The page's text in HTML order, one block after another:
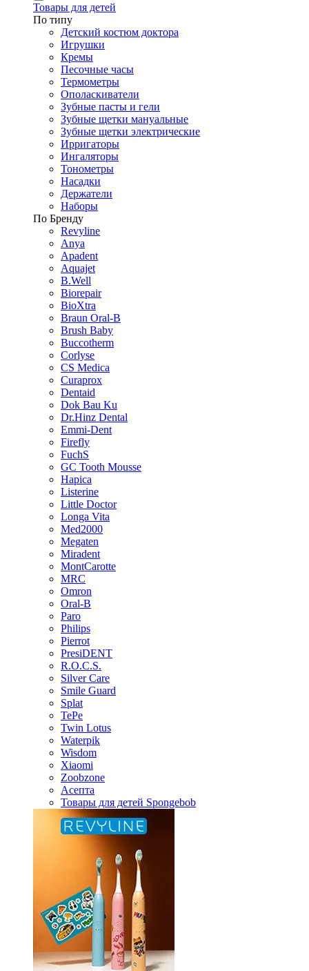
Товары для детей
По типу
Детский костюм доктора
Игрушки
Кремы
Песочные часы
Термометры
Ополаскиватели
Зубные пасты и гели
Зубные щетки мануальные
Зубные щетки электрические
Ирригаторы
Ингаляторы
Тонометры
Насадки
Держатели
Наборы
По Бренду
Revyline
Anya
Apadent
Aquajet
B.Well
Biorepair
BioXtra
Braun Oral-B
Brush Baby
Buccotherm
Corlyse
CS Medica
Curaprox
Dentaid
Dok Bau Ku
Dr.Hinz Dental
Emmi-Dent
Firefly
FuchS
GC Tooth Mousse
Hapica
Listerine
Little Doctor
Longa Vita
Med2000
Megaten
Miradent
MontCarotte
MRC
Omron
Oral-B
Paro
Philips
Pierrot
PresiDENT
R.O.C.S.
Silver Care
Smile Guard
Splat
TePe
Twin Lotus
Waterpik
Wisdom
Xiaomi
Zoobzone
Асепта
Товары для детей Spongebob